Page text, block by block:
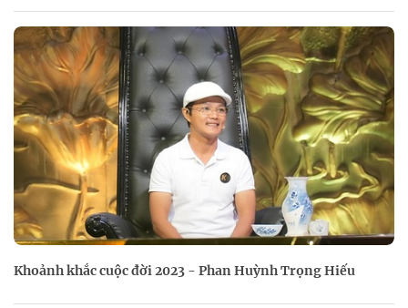
Khoảnh khắc cuộc đời 2023 - Phan Huỳnh Trọng Hiếu